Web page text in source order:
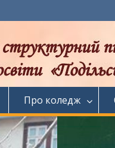
Про коледж